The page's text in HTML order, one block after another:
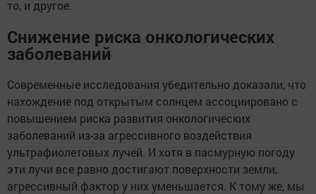
то, и другое.
Снижение риска онкологических
заболеваний
Современные исследования убедительно доказали, что
нахождение под открытым солнцем ассоциировано с
повышением риска развития онкологических
заболеваний из-за агрессивного воздействия
ультрафиолетовых лучей. И хотя в пасмурную погоду
эти лучи все равно достигают поверхности земли,
агрессивный фактор у них уменьшается. К тому же, мы